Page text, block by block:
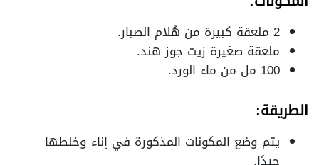
2 ملعقة كبيرة من هُلام الصبار.
ملعقة صغيرة زيت جوز هند.
100 مل من ماء الورد.
الطريقة:
يتم وضع المكونات المذكورة في إناء وخلطها